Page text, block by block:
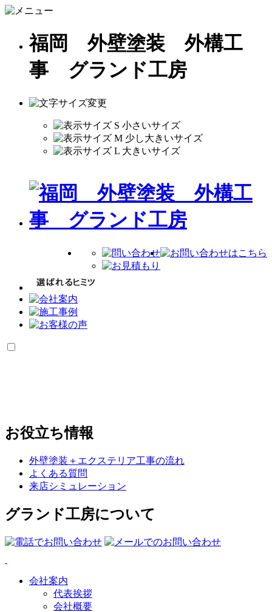
福岡 外壁塗装 外構工
事 グランド工房
お役立ち情報
外壁塗装＋エクステリア工事の流れ
よくある質問
来店シミュレーション
グランド工房について
会社案内
代表挨拶
会社概要